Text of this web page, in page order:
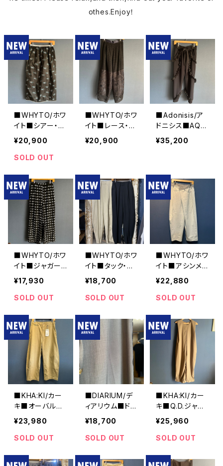
othes.Enjoy！
■WHYTO/ホワ
イト■シアー・フ
ラワースカート
■WHT26HSK
4031
¥20,900
SOLD OUT
■WHYTO/ホワ
イト■レース・コ
ンビネーションパ
ンツ■WHT26
¥20,900
■Adonisis/ア
ドニシス■AQU
Aジャージーミ
ニフリルPT■S2
¥35,200
■WHYTO/ホワ
イト■ジャガー
ド・ワイドパンツ
■WHT26HPT
4070
¥17,930
SOLD OUT
■WHYTO/ホワ
イト■タック・バ
レルパンツ■W
HT26HPT406
5
¥18,700
SOLD OUT
■WHYTO/ホワ
イト■アシンメト
リー・タックデニ
ム■WHT26HP
T4068
¥22,880
SOLD OUT
■KHA:KI/カー
キ■オーバルワ
イドトラウザー■
MIL26HPT325
0■
¥23,980
SOLD OUT
■DIARIUM/デ
ィアリウム■ドラ
イツイルストレッ
チ・イージーパン
ツ■2025年秋
¥18,700
SOLD OUT
■KHA:KI/カー
キ■Q.D.ジャン
プスーツ■MIL2
5SPT3228■
¥25,960
SOLD OUT